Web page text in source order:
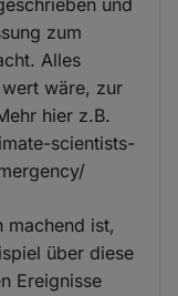
und
zum
Alles
wäre, zur
hier z.B.
scientists-
machend ist,
über diese
Ereignisse